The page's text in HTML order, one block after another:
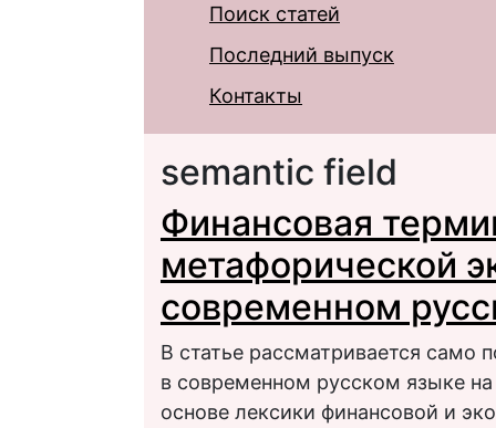
Поиск статей
Последний выпуск
Контакты
semantic field
Финансовая
метафорической
современном
В статье рассматривается само
в современном русском языке
основе лексики финансовой и